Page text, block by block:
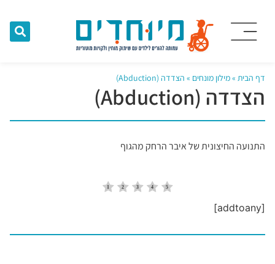
דף הבית »מילון מונחים » הצדדה (Abduction)
הצדדה (Abduction)
התנועה החיצונית של איבר הרחק מהגוף
[addtoany]